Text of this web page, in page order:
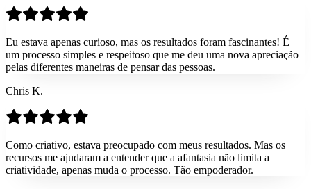
Eu estava apenas curioso, mas os resultados foram fascinantes! É
um processo simples e respeitoso que me deu uma nova apreciação
pelas diferentes maneiras de pensar das pessoas.
Chris K.
Como criativo, estava preocupado com meus resultados. Mas os
recursos me ajudaram a entender que a afantasia não limita a
criatividade, apenas muda o processo. Tão empoderador.